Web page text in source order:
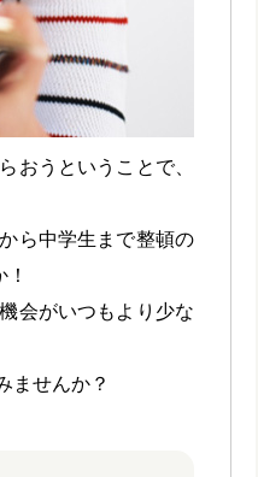
おうということで、
ら中学生まで整頓の
会がいつもより少な
ませんか？